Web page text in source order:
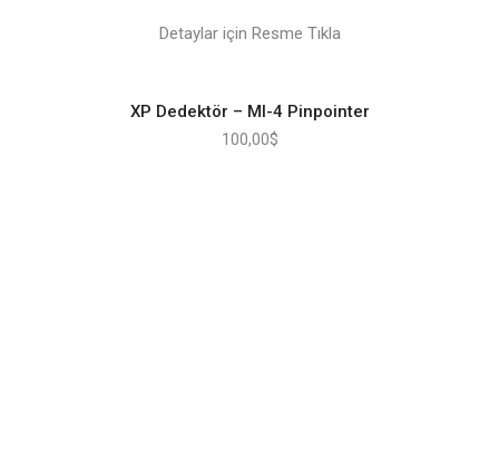
Detaylar için Resme Tıkla
XP Dedektör – MI-4 Pinpointer
100,00$